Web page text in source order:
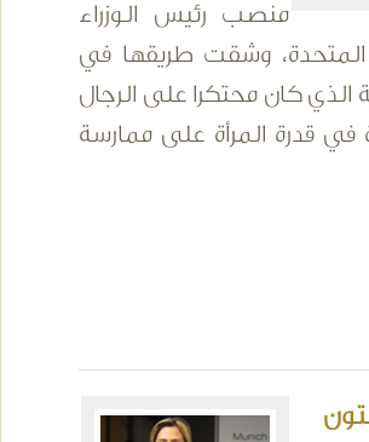
منصب رئيس الوزراء
وشقت طريقها في
الذي كان محتكرا على الرجال
في قدرة المرأة على ممارسة